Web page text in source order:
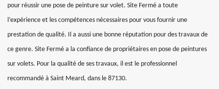
pour réussir une pose de peinture sur volet. Site Fermé a toute
l’expérience et les compétences nécessaires pour vous fournir une
prestation de qualité. Il a aussi une bonne réputation pour des travaux de
ce genre. Site Fermé a la confiance de propriétaires en pose de peintures
sur volets. Pour la qualité de ses travaux, il est le professionnel
recommandé à Saint Meard, dans le 87130.